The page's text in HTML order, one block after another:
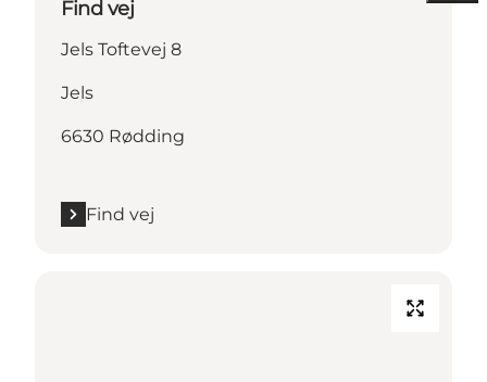
Find vej
Jels Toftevej 8
Jels
6630 Rødding
Find vej